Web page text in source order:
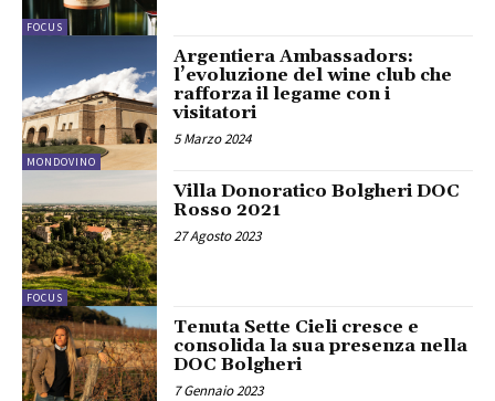
FOCUS
MONDOVINO
Argentiera Ambassadors:
l’evoluzione del wine club che
rafforza il legame con i
visitatori
5 Marzo 2024
FOCUS
Villa Donoratico Bolgheri DOC
Rosso 2021
27 Agosto 2023
Tenuta Sette Cieli cresce e
consolida la sua presenza nella
DOC Bolgheri
7 Gennaio 2023